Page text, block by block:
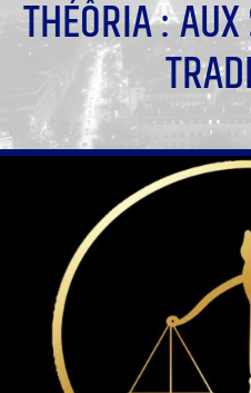
THÉÔRIA :